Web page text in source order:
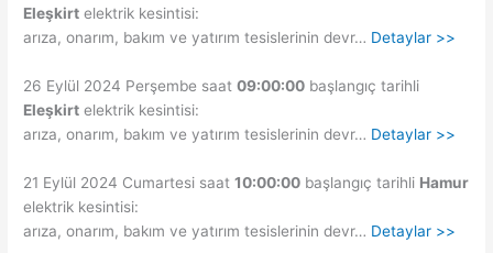
Eleşkirt elektrik kesintisi:
arıza, onarım, bakım ve yatırım tesislerinin devr… Detaylar >>
26 Eylül 2024 Perşembe saat09:00:00 başlangıç tarihli
Eleşkirt elektrik kesintisi:
arıza, onarım, bakım ve yatırım tesislerinin devr… Detaylar >>
21 Eylül 2024 Cumartesi saat10:00:00 başlangıç tarihli Hamur
elektrik kesintisi:
arıza, onarım, bakım ve yatırım tesislerinin devr… Detaylar >>